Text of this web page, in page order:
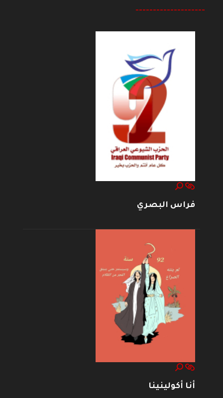
--------------------
فراس البصري
أنا أكولينينا